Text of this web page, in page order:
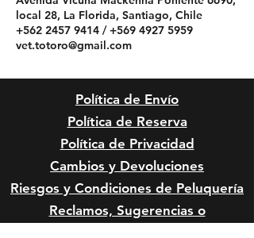
local 28, La Florida, Santiago, Chile
+562 2457 9414 / +569 4927 5959
vet.totoro@gmail.com
Política de Envío
Política de Reserva
Política de Privacidad
Cambios y Devoluciones
Riesgos y Condiciones de Peluquería
Reclamos, Sugerencias o